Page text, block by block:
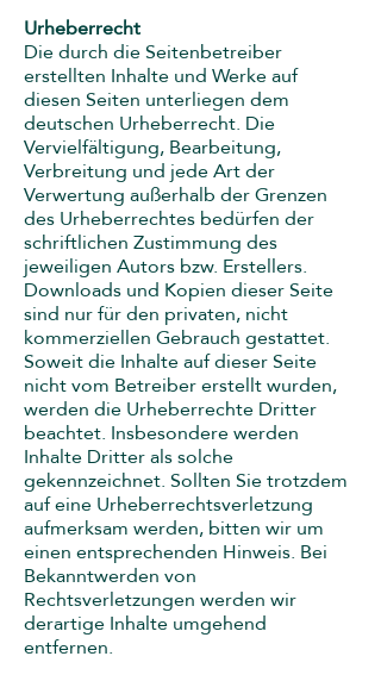
Urheberrecht
Die durch die Seitenbetreiber
erstellten Inhalte und Werke auf
diesen Seiten unterliegen dem
deutschen Urheberrecht. Die
Vervielfältigung, Bearbeitung,
Verbreitung und jede Art der
Verwertung außerhalb der Grenzen
des Urheberrechtes bedürfen der
schriftlichen Zustimmung des
jeweiligen Autors bzw. Erstellers.
Downloads und Kopien dieser Seite
sind nur für den privaten, nicht
kommerziellen Gebrauch gestattet.
Soweit die Inhalte auf dieser Seite
nicht vom Betreiber erstellt wurden,
werden die Urheberrechte Dritter
beachtet. Insbesondere werden
Inhalte Dritter als solche
gekennzeichnet. Sollten Sie trotzdem
auf eine Urheberrechtsverletzung
aufmerksam werden, bitten wir um
einen entsprechenden Hinweis. Bei
Bekanntwerden von
Rechtsverletzungen werden wir
derartige Inhalte umgehend
entfernen.